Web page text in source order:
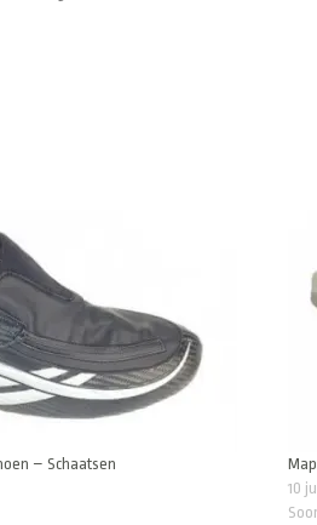
– Schaatsen
10